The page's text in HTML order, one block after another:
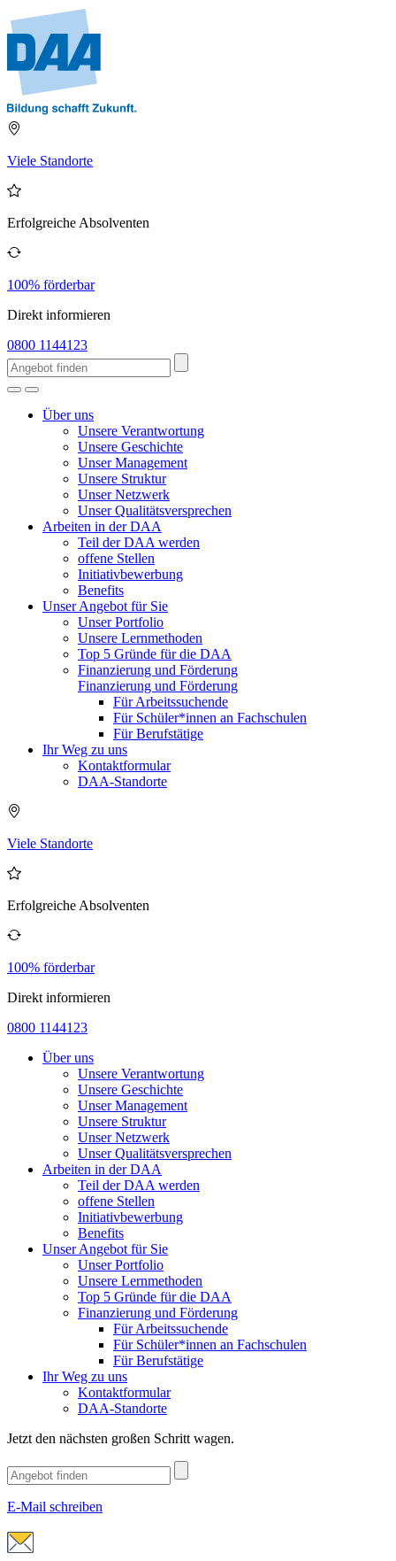
Viele Standorte
Erfolgreiche Absolventen
100% förderbar
Direkt informieren
0800 1144123
Über uns
Unsere Verantwortung
Unsere Geschichte
Unser Management
Unsere Struktur
Unser Netzwerk
Unser Qualitätsversprechen
Arbeiten in der DAA
Teil der DAA werden
offene Stellen
Initiativbewerbung
Benefits
Unser Angebot für Sie
Unser Portfolio
Unsere Lernmethoden
Top 5 Gründe für die DAA
Finanzierung und Förderung
Finanzierung und Förderung
Für Arbeitssuchende
Für Schüler*innen an Fachschulen
Für Berufstätige
Ihr Weg zu uns
Kontaktformular
DAA-Standorte
Viele Standorte
Erfolgreiche Absolventen
100% förderbar
Direkt informieren
0800 1144123
Über uns
Unsere Verantwortung
Unsere Geschichte
Unser Management
Unsere Struktur
Unser Netzwerk
Unser Qualitätsversprechen
Arbeiten in der DAA
Teil der DAA werden
offene Stellen
Initiativbewerbung
Benefits
Unser Angebot für Sie
Unser Portfolio
Unsere Lernmethoden
Top 5 Gründe für die DAA
Finanzierung und Förderung
Für Arbeitssuchende
Für Schüler*innen an Fachschulen
Für Berufstätige
Ihr Weg zu uns
Kontaktformular
DAA-Standorte
Jetzt den nächsten großen Schritt wagen.
E-Mail schreiben